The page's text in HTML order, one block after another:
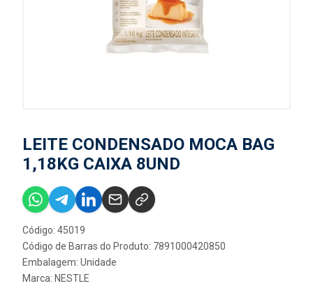
LEITE CONDENSADO MOCA BAG
1,18KG CAIXA 8UND
Código: 45019
Código de Barras do Produto: 7891000420850
Embalagem: Unidade
Marca: NESTLE